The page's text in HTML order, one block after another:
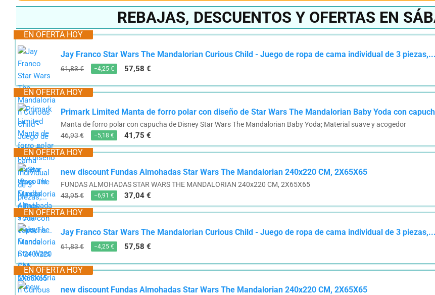
REBAJAS, DESCUENTOS Y OFERTAS EN
EN OFERTA HOY
Jay Franco Star Wars The Mandalorian Curious Child - Juego de ropa de cama individual de 3 piezas,...
61,83 € −4,25 € 57,58 €
EN OFERTA HOY
Primark Limited Manta de forro polar con diseño de Star Wars The Mandalorian Baby Yoda con
Manta de forro polar con capucha de Disney Star Wars The Mandalorian Baby Yoda; Material suave y acogedor
46,93 €
−5,18 € 41,75 €
EN OFERTA HOY
new discount Fundas Almohadas Star Wars The Mandalorian 240x220 CM, 2X65X65
FUNDAS ALMOHADAS STAR WARS THE MANDALORIAN 240x220 CM, 2X65X65
43,95 €
−6,91 € 37,04 €
EN OFERTA HOY
Jay Franco Star Wars The Mandalorian Curious Child - Juego de ropa de cama individual de 3 piezas,...
61,83 € −4,25 € 57,58 €
EN OFERTA HOY
new discount Fundas Almohadas Star Wars The Mandalorian 240x220 CM, 2X65X65